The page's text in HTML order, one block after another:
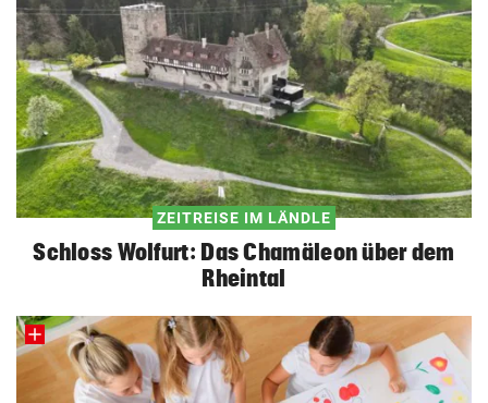
ZEITREISE IM LÄNDLE
Schloss Wolfurt: Das Chamäleon über dem
Rheintal